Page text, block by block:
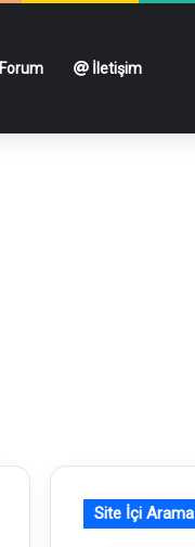
Forum İletişim
Site İçi Arama